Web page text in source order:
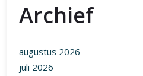
Archief
augustus 2026
juli 2026